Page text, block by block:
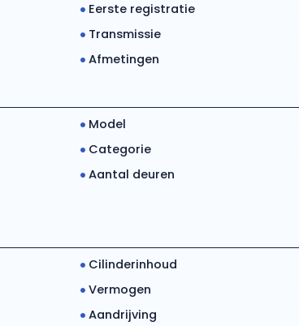
Eerste registratie
Transmissie
Afmetingen
Model
Categorie
Aantal deuren
Cilinderinhoud
Vermogen
Aandrijving